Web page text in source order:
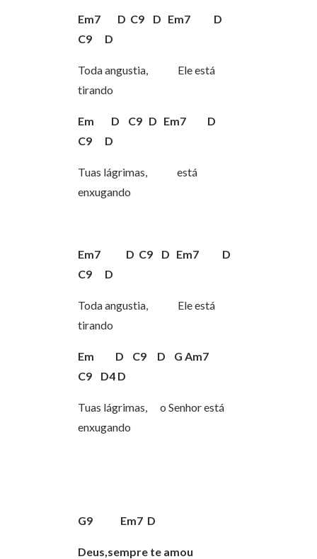
Em7 D C9 D Em7 D
C9 D
Toda angustia, Ele está
tirando
Em D C9 D Em7 D
C9 D
Tuas lágrimas, está
enxugando
Em7 D C9 D Em7 D
C9 D
Toda angustia, Ele está
tirando
Em D C9 D G Am7
C9 D4 D
Tuas lágrimas, o Senhor está
enxugando
G9 Em7 D
Deus,sempre te amou